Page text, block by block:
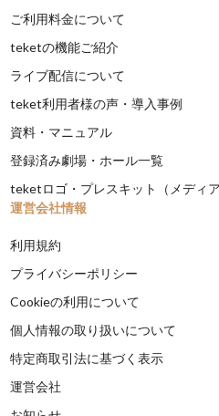
ご利用料金について
teketの機能ご紹介
ライブ配信について
teket利用者様の声・導入事例
資料・マニュアル
登録済み劇場・ホール一覧
teketロゴ・プレスキット（メディア
運営会社情報
利用規約
プライバシーポリシー
Cookieの利用について
個人情報の取り扱いについて
特定商取引法に基づく表示
運営会社